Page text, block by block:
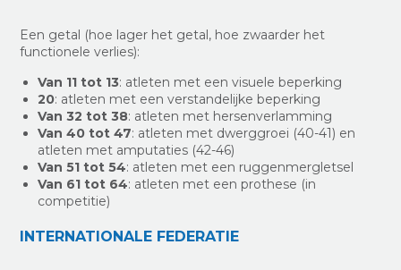
Een getal (hoe lager het getal, hoe zwaarder het
functionele verlies):
Van 11 tot 13: atleten met een visuele beperking
20: atleten met een verstandelijke beperking
Van 32 tot 38: atleten met hersenverlamming
Van 40 tot 47: atleten met dwerggroei (40-41) en
atleten met amputaties (42-46)
Van 51 tot 54: atleten met een ruggenmergletsel
Van 61 tot 64: atleten met een prothese (in
competitie)
INTERNATIONALE FEDERATIE